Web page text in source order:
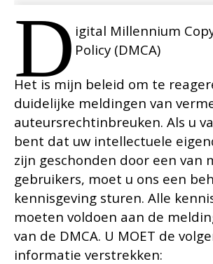
D igital Millennium
Policy (DMCA)
Het is mijn beleid om te
duidelijke meldingen van
auteursrechtinbreuken. Als u
bent dat uw intellectuele
zijn geschonden door een van
gebruikers, moet u ons een
kennisgeving sturen. Alle
moeten voldoen aan de
van de DMCA. U MOET de
informatie verstrekken: